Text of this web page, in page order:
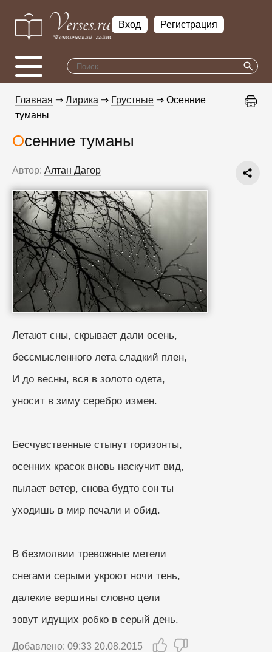
Вход Регистрация
Главная ⇒ Лирика ⇒ Грустные ⇒ Осенние
туманы
Осенние туманы
Автор: Aлтан Дагор
Летают сны, скрывает дали осень,
бессмысленного лета сладкий плен,
И до весны, вся в золото одета,
уносит в зиму серебро измен.
Бесчувственные стынут горизонты,
осенних красок вновь наскучит вид,
пылает ветер, снова будто сон ты
уходишь в мир печали и обид.
В безмолвии тревожные метели
снегами серыми укроют ночи тень,
далекие вершины словно цели
зовут идущих робко в серый день.
Добавлено: 09:33 20.08.2015